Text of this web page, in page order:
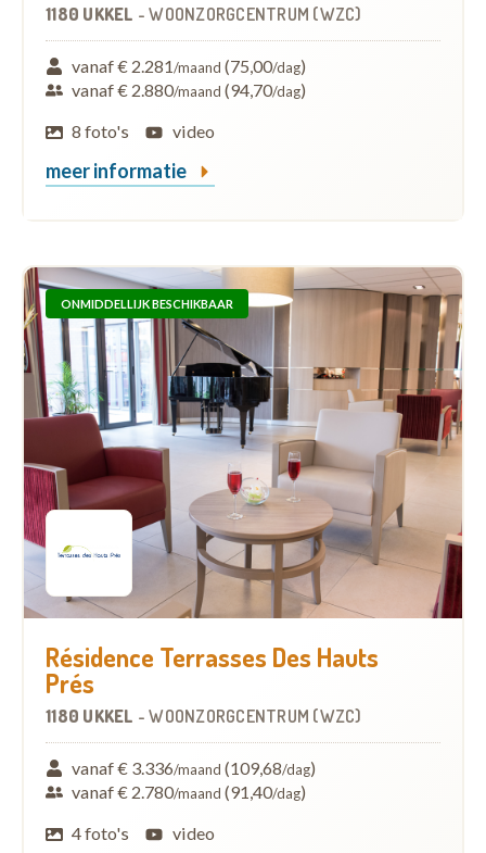
1180 UKKEL -WOONZORGCENTRUM (WZC)
vanaf € 2.281/maand (75,00/dag)
vanaf € 2.880/maand (94,70/dag)
8 foto's
video
meer informatie
ONMIDDELLIJK BESCHIKBAAR
Résidence Terrasses Des Hauts
Prés
1180 UKKEL -WOONZORGCENTRUM (WZC)
vanaf € 3.336/maand (109,68/dag)
vanaf € 2.780/maand (91,40/dag)
4 foto's
video